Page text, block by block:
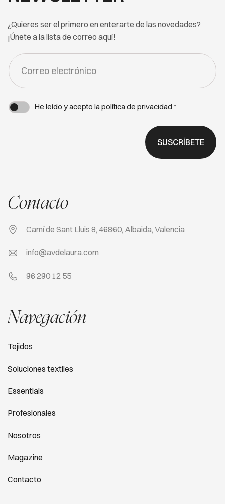
¿Quieres ser el primero en enterarte de las novedades?
¡Únete a la lista de correo aquí!
FORM
NEWSLETTER
He leído y acepto lapolítica de privacidad *
SUSCRÍBETE
Contacto
Camí de Sant Lluis 8, 46860, Albaida, Valencia
info@avdelaura.com
96 290 12 55
Navegación
Tejidos
Soluciones textiles
Essentials
Profesionales
Nosotros
Magazine
Contacto